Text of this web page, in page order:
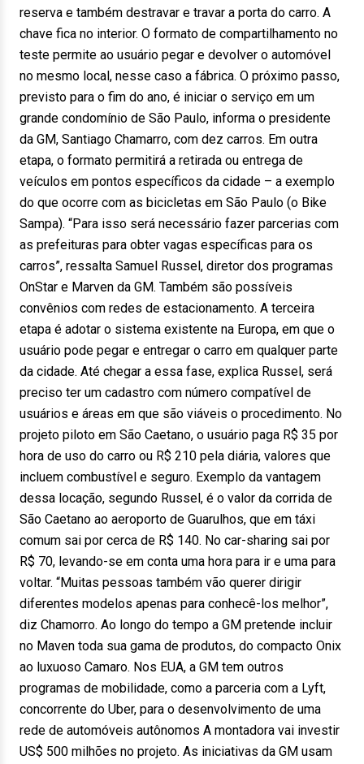
reserva e também destravar e travar a porta do carro. A
chave fica no interior. O formato de compartilhamento no
teste permite ao usuário pegar e devolver o automóvel
no mesmo local, nesse caso a fábrica. O próximo passo,
previsto para o fim do ano, é iniciar o serviço em um
grande condomínio de São Paulo, informa o presidente
da GM, Santiago Chamarro, com dez carros. Em outra
etapa, o formato permitirá a retirada ou entrega de
veículos em pontos específicos da cidade – a exemplo
do que ocorre com as bicicletas em São Paulo (o Bike
Sampa). “Para isso será necessário fazer parcerias com
as prefeituras para obter vagas específicas para os
carros”, ressalta Samuel Russel, diretor dos programas
OnStar e Marven da GM. Também são possíveis
convênios com redes de estacionamento. A terceira
etapa é adotar o sistema existente na Europa, em que o
usuário pode pegar e entregar o carro em qualquer parte
da cidade. Até chegar a essa fase, explica Russel, será
preciso ter um cadastro com número compatível de
usuários e áreas em que são viáveis o procedimento. No
projeto piloto em São Caetano, o usuário paga R$ 35 por
hora de uso do carro ou R$ 210 pela diária, valores que
incluem combustível e seguro. Exemplo da vantagem
dessa locação, segundo Russel, é o valor da corrida de
São Caetano ao aeroporto de Guarulhos, que em táxi
comum sai por cerca de R$ 140. No car-sharing sai por
R$ 70, levando-se em conta uma hora para ir e uma para
voltar. “Muitas pessoas também vão querer dirigir
diferentes modelos apenas para conhecê-los melhor”,
diz Chamorro. Ao longo do tempo a GM pretende incluir
no Maven toda sua gama de produtos, do compacto Onix
ao luxuoso Camaro. Nos EUA, a GM tem outros
programas de mobilidade, como a parceria com a Lyft,
concorrente do Uber, para o desenvolvimento de uma
rede de automóveis autônomos A montadora vai investir
US$ 500 milhões no projeto. As iniciativas da GM usam